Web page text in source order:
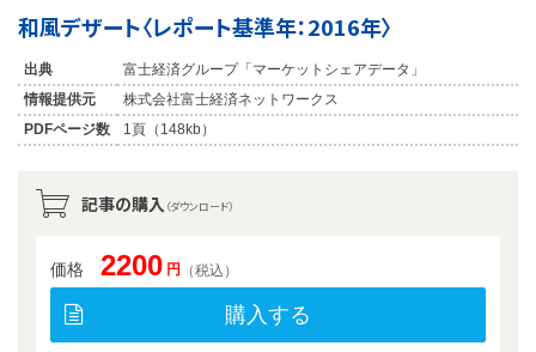
和風デザート〈レポート基準年：2016年〉
出典
富士経済グループ「マーケットシェアデータ」
情報提供元
株式会社富士経済ネットワークス
PDFページ数
1頁（148kb）
記事の購入 （ダウンロード）
価格 2200 円 （税込）
購入する